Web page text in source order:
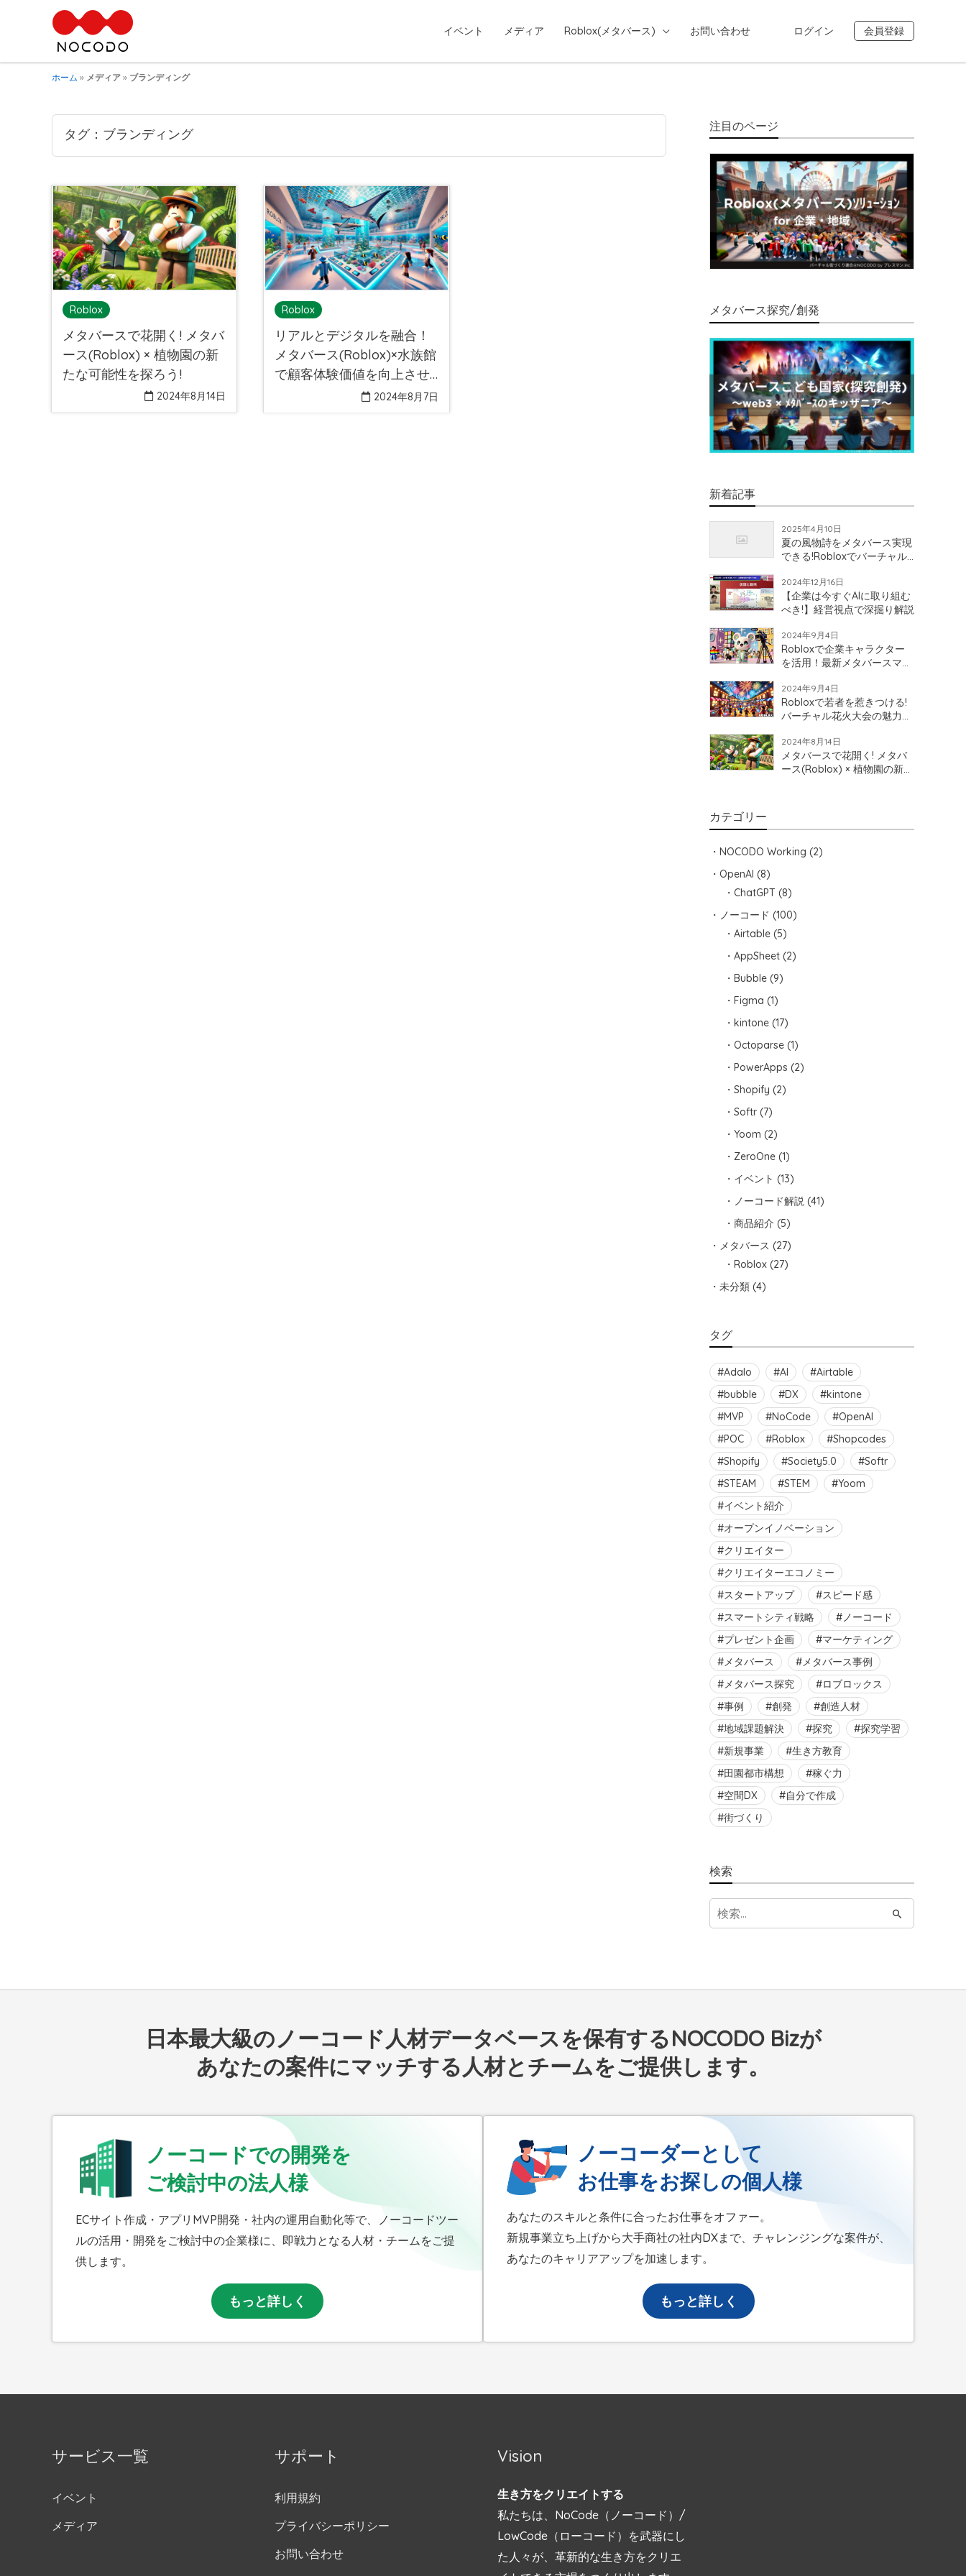
イベント メディア Roblox(メタバース) お問い合わせ ログイン 会員登録
ホーム » メディア » ブランディング
タグ：ブランディング
Roblox
2024年8月14日
メタバースで花開く! メタバ
ース(Roblox) × 植物園の新
たな可能性を探ろう!
Roblox
2024年8月7日
リアルとデジタルを融合！
メタバース(Roblox)×水族館
で顧客体験価値を向上させ
注目のページ
メタバース探究/創発
新着記事
2025年4月10日
夏の風物詩をメタバース実現
できる!Robloxでバーチャル
2024年12月16日
【企業は今すぐAIに取り組む
べき!】経営視点で深掘り解説
2024年9月4日
Robloxで企業キャラクター
を活用！最新メタバースマー
2024年9月4日
Robloxで若者を惹きつける!
バーチャル花火大会の魅力と
2024年8月14日
メタバースで花開く! メタバ
ース(Roblox) × 植物園の新た
カテゴリー
NOCODO Working (2)
OpenAI (8)
ChatGPT (8)
ノーコード (100)
Airtable (5)
AppSheet (2)
Bubble (9)
Figma (1)
kintone (17)
Octoparse (1)
PowerApps (2)
Shopify (2)
Softr (7)
Yoom (2)
ZeroOne (1)
イベント (13)
ノーコード解説 (41)
商品紹介 (5)
メタバース (27)
Roblox (27)
未分類 (4)
タグ
Adalo AI
Airtable
bubble
DX
kintone
MVP
NoCode
OpenAI
POC
Roblox
Shopcodes
Shopify
Society5.0
Softr
STEAM
STEM
Yoom
イベント紹介
オープンイノベーション
クリエイター
クリエイターエコノミー
スタートアップ
スピード感
スマートシティ戦略
ノーコード
プレゼント企画
マーケティング
メタバース
メタバース事例
メタバース探究
ロブロックス
事例
創発
創造人材
地域課題解決
探究
探究学習
新規事業
生き方教育
田園都市構想
稼ぐ力
空間DX
自分で作成
街づくり
検索
e
c
f
o
r
日本最大級のノーコード人材データベースを保有するNOCODO Bizが
あなたの案件にマッチする人材とチームをご提供します。
ノーコードでの開発を
ご検討中の法人様
ECサイト作成・アプリMVP開発・社内の運用自動化等で、ノーコードツー
ルの活用・開発をご検討中の企業様に、即戦力となる人材・チームをご提
供します。
もっと詳しく
ノーコーダーとして
お仕事をお探しの個人様
あなたのスキルと条件に合ったお仕事をオファー。
新規事業立ち上げから大手商社の社内DXまで、チャレンジングな案件が、
あなたのキャリアアップを加速します。
もっと詳しく
サービス一覧
イベント
メディア
サポート
利用規約
プライバシーポリシー
お問い合わせ
Vision
生き方をクリエイトする
私たちは、NoCode（ノーコード）/
LowCode（ローコード）を武器にし
た人々が、革新的な生き方をクリエ